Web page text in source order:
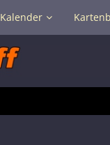
Kalender